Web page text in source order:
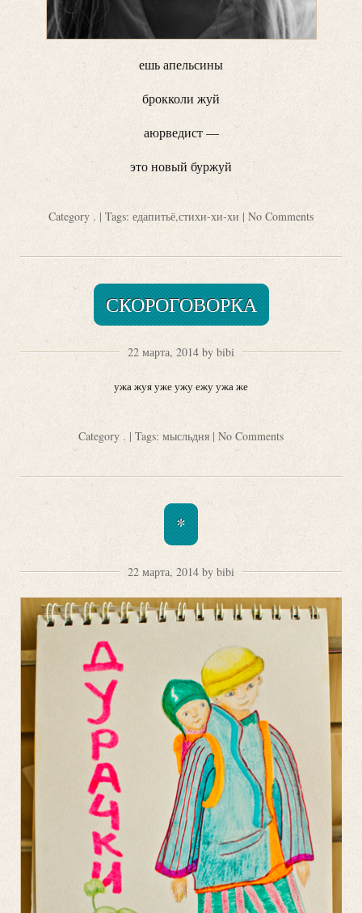
ешь апельсины
брокколи жуй
аюрведист —
это новый буржуй
Category . | Tags: едапитьё,стихи-хи-хи | No Comments
СКОРОГОВОРКА
22 марта, 2014 by bibi
ужа жуя уже ужу ежу ужа же
Category . | Tags: мысльдня | No Comments
*
22 марта, 2014 by bibi